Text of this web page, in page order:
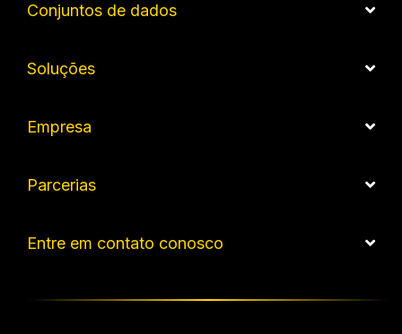
Conjuntos de dados
Soluções
Empresa
Parcerias
Entre em contato conosco